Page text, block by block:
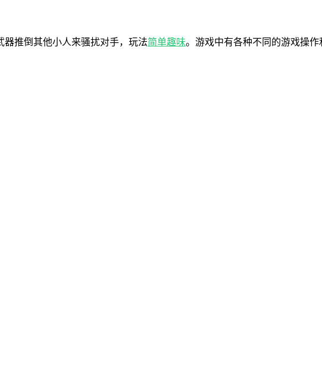
器推倒其他小人来骚扰对手，玩法简单趣味。游戏中有各种不同的游戏操